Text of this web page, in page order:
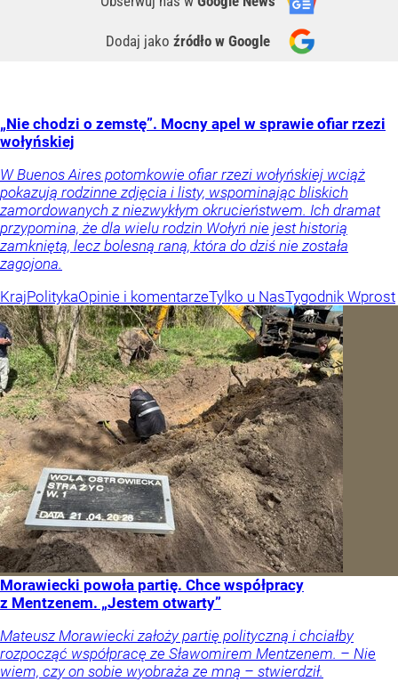
Dodaj jako źródło w Google
„Nie chodzi o zemstę”. Mocny apel w sprawie ofiar rzezi
wołyńskiej
W Buenos Aires potomkowie ofiar rzezi wołyńskiej wciąż
pokazują rodzinne zdjęcia i listy, wspominając bliskich
zamordowanych z niezwykłym okrucieństwem. Ich dramat
przypomina, że dla wielu rodzin Wołyń nie jest historią
zamkniętą, lecz bolesną raną, która do dziś nie została
zagojona.
KrajPolitykaOpinie i komentarzeTylko u NasTygodnik Wprost
Morawiecki powoła partię. Chce współpracy
z Mentzenem. „Jestem otwarty”
Mateusz Morawiecki założy partię polityczną i chciałby
rozpocząć współpracę ze Sławomirem Mentzenem. – Nie
wiem, czy on sobie wyobraża ze mną – stwierdził.